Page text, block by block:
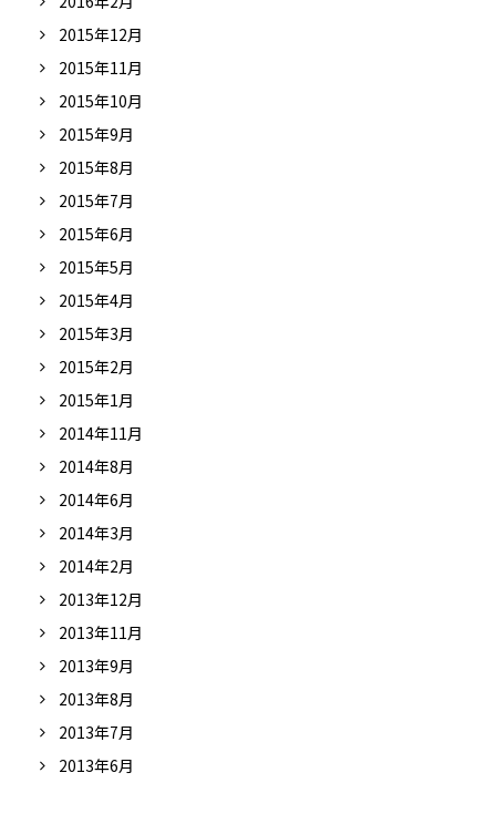
2015年12月
2015年11月
2015年10月
2015年9月
2015年8月
2015年7月
2015年6月
2015年5月
2015年4月
2015年3月
2015年2月
2015年1月
2014年11月
2014年8月
2014年6月
2014年3月
2014年2月
2013年12月
2013年11月
2013年9月
2013年8月
2013年7月
2013年6月